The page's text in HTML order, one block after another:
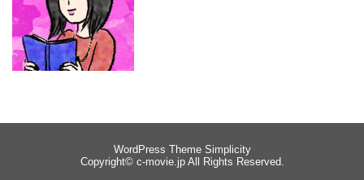
WordPress Theme Simplicity
Copyright© c-movie.jpAll Rights Reserved.